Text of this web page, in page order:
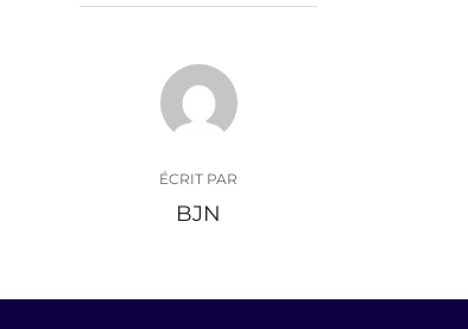
AUTEUR DE LA PUBLICATION
ÉCRIT PAR
BJN